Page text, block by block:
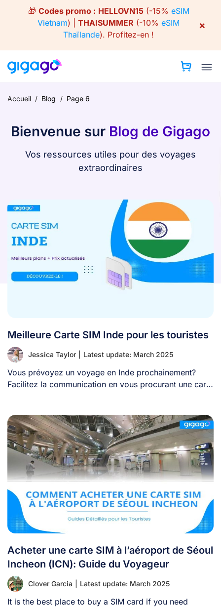
🎁 Codes promo : HELLOVN15(-15% eSIM
Vietnam) | THAISUMMER (-10% eSIM
Thaïlande). Profitez-en !
×
Accueil / Blog / Page 6
Bienvenue sur Blog de Gigago
Vos ressources utiles pour des voyages
extraordinaires
Meilleure Carte SIM Inde pour les touristes
Jessica Taylor Latest update: March 2025
Vous prévoyez un voyage en Inde prochainement?
Facilitez la communication en vous procurant une carte
Acheter une carte SIM à l’aéroport de Séoul
Incheon (ICN): Guide du Voyageur
Clover Garcia Latest update: March 2025
It is the best place to buy a SIM card if you need